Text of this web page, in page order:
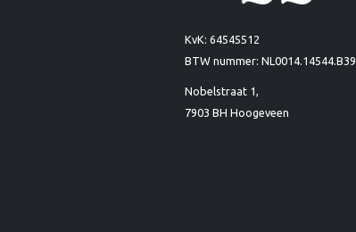
KvK: 64545512
BTW nummer: NL0014.14544.B39
Nobelstraat 1,
7903 BH Hoogeveen